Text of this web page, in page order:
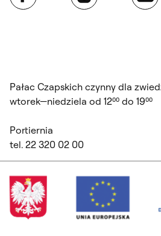
Pałac Czapskich czynny dla
wtorek—niedziela od 12⁰⁰ do 19⁰⁰
Portiernia
tel. 22 320 02 00